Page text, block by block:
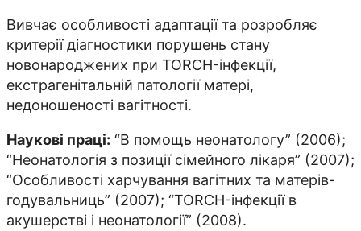
Вивчає особливості адаптації та розробляє
критерії діагностики порушень стану
новонароджених при TORCH-інфекції,
екстрагенітальній патології матері,
недоношеності вагітності.
Наукові праці: “В помощь неонатологу” (2006);
“Неонатологія з позиції сімейного лікаря” (2007);
“Особливості харчування вагітних та матерів-
годувальниць” (2007); “TORCH-інфекції в
акушерстві і неонатології” (2008).